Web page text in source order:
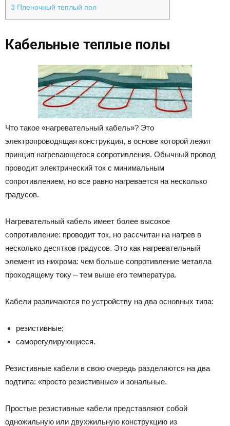
3 Пленочный теплый пол
Кабельные теплые полы
Что такое «нагревательный кабель»? Это
электропроводящая конструкция, в основе которой лежит
принцип нагревающегося сопротивления. Обычный провод
проводит электрический ток с минимальным
сопротивлением, но все равно нагревается на несколько
градусов.
Нагревательный кабель имеет более высокое
сопротивление: проводит ток, но рассчитан на нагрев в
несколько десятков градусов. Это как нагревательный
элемент из нихрома: чем больше сопротивление металла
проходящему току – тем выше его температура.
Кабели различаются по устройству на два основных типа:
резистивные;
саморегулирующиеся.
Резистивные кабели в свою очередь разделяются на два
подтипа: «просто резистивные» и зональные.
Простые резистивные кабели представляют собой
одножильную или двухжильную конструкцию из